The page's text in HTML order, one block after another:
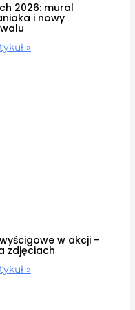
2026: mural
i nowy
»
w akcji –
zdjęciach
»